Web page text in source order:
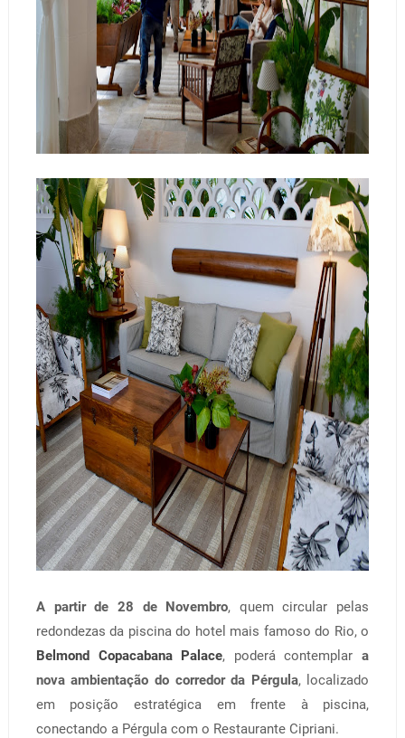
A partir de 28 de Novembro, quem circular pelas
redondezas da piscina do hotel mais famoso do Rio, o
Belmond Copacabana Palace, poderá contemplara
nova ambientação do corredor da Pérgula, localizado
em posição estratégica em frente à piscina,
conectando a Pérgula com o Restaurante Cipriani.